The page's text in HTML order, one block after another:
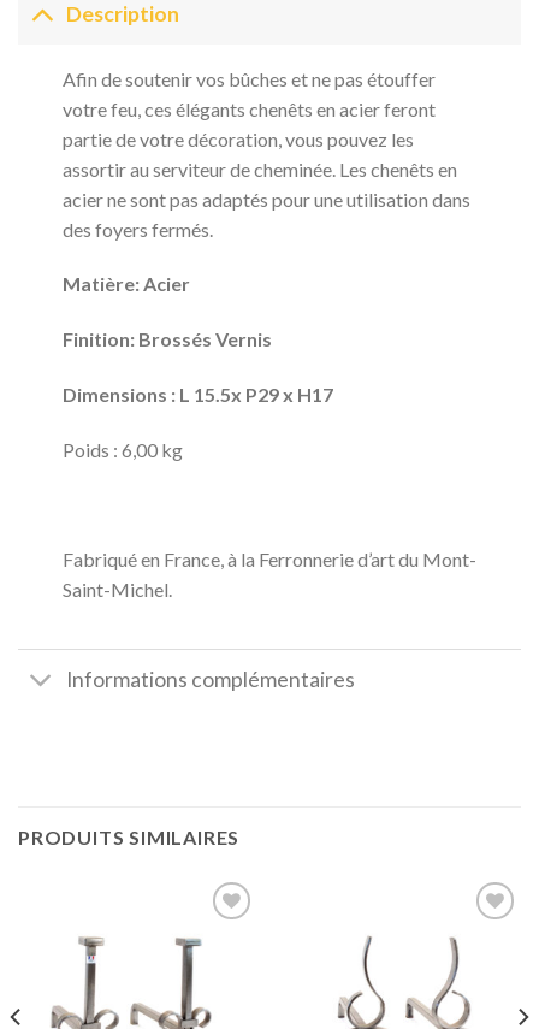
Description
Afin de soutenir vos bûches et ne pas étouffer
votre feu, ces élégants chenêts en acier feront
partie de votre décoration, vous pouvez les
assortir au serviteur de cheminée. Les chenêts en
acier ne sont pas adaptés pour une utilisation dans
des foyers fermés.
Matière: Acier
Finition: Brossés Vernis
Dimensions : L 15.5x P29 x H17
Poids : 6,00 kg
Fabriqué en France, à la Ferronnerie d’art du Mont-
Saint-Michel.
Informations complémentaires
PRODUITS SIMILAIRES
Ajouter